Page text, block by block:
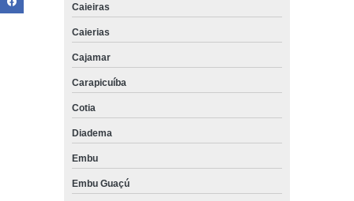
Caieiras
Caierias
Cajamar
Carapicuíba
Cotia
Diadema
Embu
Embu Guaçú